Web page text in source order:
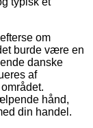
om
burde være en
danske
af
hånd,
din handel.